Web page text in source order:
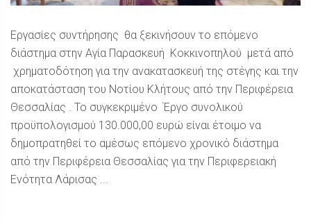
Εργασίες συντήρησης θα ξεκινήσουν το επόμενο
διάστημα στην Αγία Παρασκευή Κοκκινοπηλού μετά από
χρηματοδότηση για την ανακατασκευή της στέγης και την
αποκατάσταση του Νοτίου Κλήτους από την Περιφέρεια
Θεσσαλίας . Το συγκεκριμένο Έργο συνολικού
προϋπολογισμού 130.000,00 ευρώ είναι έτοιμο να
δημοπρατηθεί το αμέσως επόμενο χρονικό διάστημα
από την Περιφέρεια Θεσσαλίας για την Περιφερειακή
Ενότητα Λάρισας ...